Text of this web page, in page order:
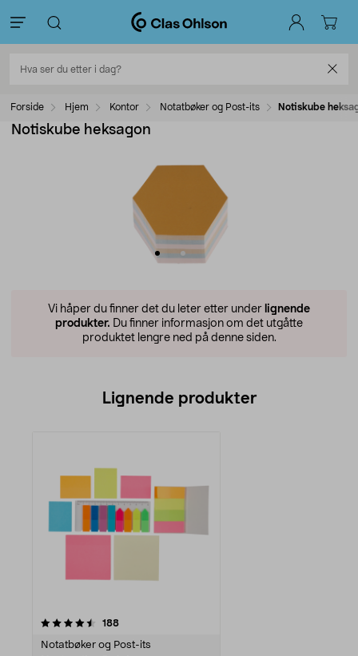
Forside Hjem Kontor Notatbøker og Post-its Notiskube
Notiskube heksagon
Vi håper du finner det du leter etter under lignende
produkter. Du finner informasjon om det utgåtte
produktet lengre ned på denne siden.
Lignende produkter
188anmeldelser
Notatbøker og Post-its